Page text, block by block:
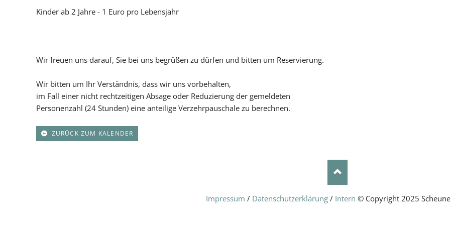
Kinder ab 2 Jahre - 1 Euro pro Lebensjahr
Wir freuen uns darauf, Sie bei uns begrüßen zu dürfen und bitten um Reservierung.
Wir bitten um Ihr Verständnis, dass wir uns vorbehalten,
im Fall einer nicht rechtzeitigen Absage oder Reduzierung der gemeldeten
Personenzahl (24 Stunden) eine anteilige Verzehrpauschale zu berechnen.
ZURÜCK ZUM KALENDER
Impressum / Datenschutzerklärung / Intern © Copyright 2025